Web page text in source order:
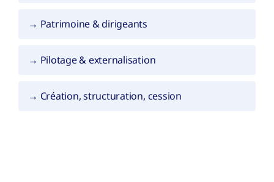
→ Patrimoine & dirigeants
→ Pilotage & externalisation
→ Création, structuration, cession